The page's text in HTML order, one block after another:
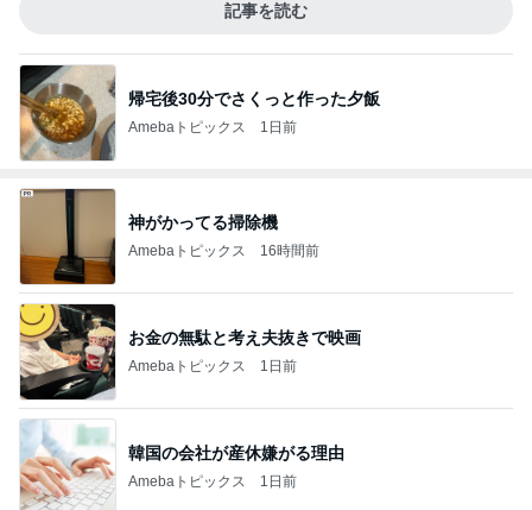
記事を読む
帰宅後30分でさくっと作った夕飯
Amebaトピックス 1日前
神がかってる掃除機
Amebaトピックス 16時間前
お金の無駄と考え夫抜きで映画
Amebaトピックス 1日前
韓国の会社が産休嫌がる理由
Amebaトピックス 1日前